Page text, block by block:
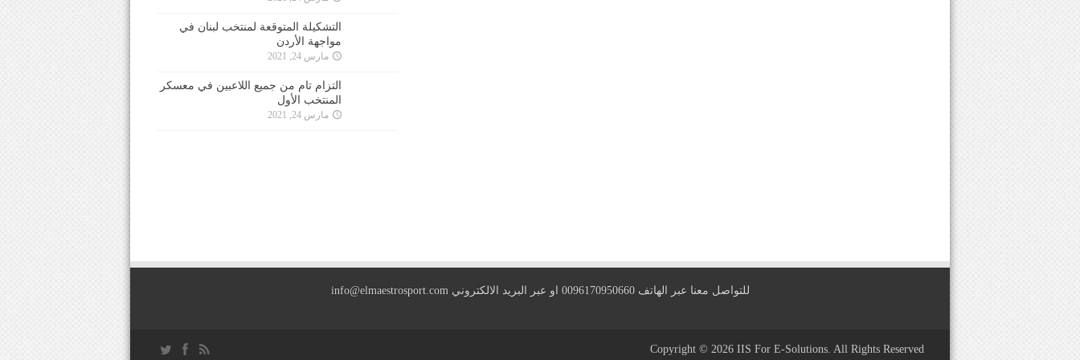
التشكيلة المتوقعة لمنتخب لبنان في
مواجهة الأردن
مارس 24, 2021
التزام تام من جميع اللاعبين في معسكر
المنتخب الأول
مارس 24, 2021
للتواصل معنا عبر الهاتف 0096170950660 او عبر البريد الالكتروني info@elmaestrosport.com
Copyright © 2026 IIS For E-Solutions. All Rights Reserved